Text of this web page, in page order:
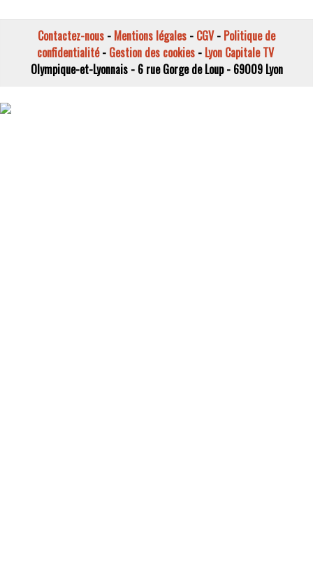
Contactez-nous - Mentions légales - CGV- Politique de
confidentialité- Gestion des cookies- Lyon Capitale TV
Olympique-et-Lyonnais - 6 rue Gorge de Loup - 69009 Lyon